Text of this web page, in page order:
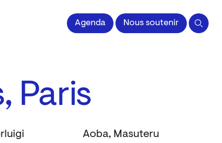
impriméeAgenda Nous soutenir
Paris
Aoba, Masuteru